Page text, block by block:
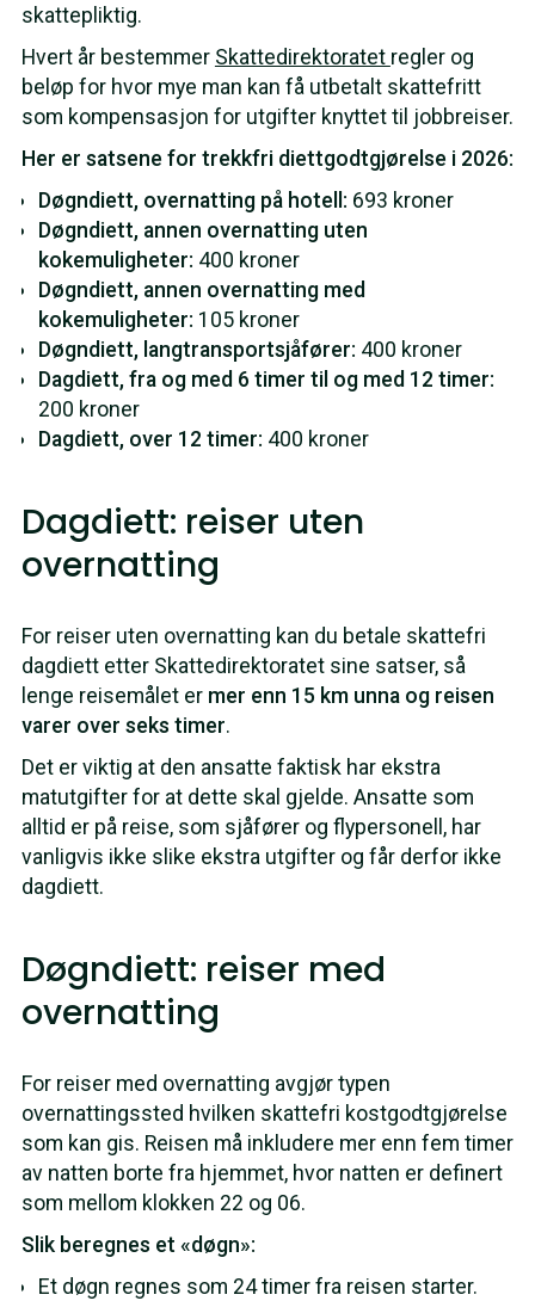
skattepliktig.
Hvert år bestemmer Skattedirektoratet regler og
beløp for hvor mye man kan få utbetalt skattefritt
som kompensasjon for utgifter knyttet til jobbreiser.
Her er satsene for trekkfri diettgodtgjørelse i 2026:
Døgndiett, overnatting på hotell: 693 kroner
Døgndiett, annen overnatting uten
kokemuligheter: 400 kroner
Døgndiett, annen overnatting med
kokemuligheter: 105 kroner
Døgndiett, langtransportsjåfører: 400 kroner
Dagdiett, fra og med 6 timer til og med 12 timer:
200 kroner
Dagdiett, over 12 timer: 400 kroner
Dagdiett: reiser uten
overnatting
For reiser uten overnatting kan du betale skattefri
dagdiett etter Skattedirektoratet sine satser, så
lenge reisemålet ermer enn 15 km unna og reisen
varer over seks timer.
Det er viktig at den ansatte faktisk har ekstra
matutgifter for at dette skal gjelde. Ansatte som
alltid er på reise, som sjåfører og flypersonell, har
vanligvis ikke slike ekstra utgifter og får derfor ikke
dagdiett.
Døgndiett: reiser med
overnatting
For reiser med overnatting avgjør typen
overnattingssted hvilken skattefri kostgodtgjørelse
som kan gis. Reisen må inkludere mer enn fem timer
av natten borte fra hjemmet, hvor natten er definert
som mellom klokken 22 og 06.
Slik beregnes et «døgn»:
Et døgn regnes som 24 timer fra reisen starter.